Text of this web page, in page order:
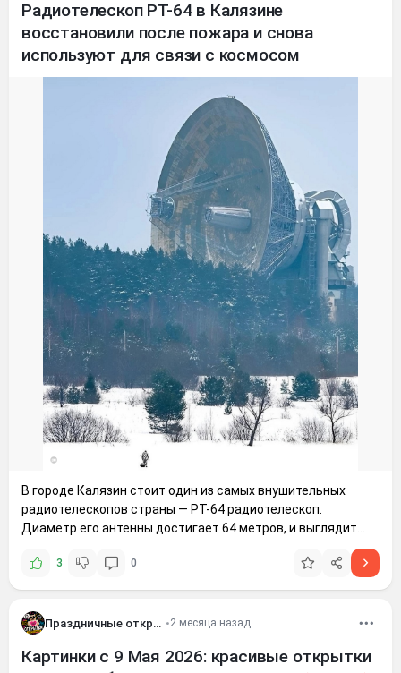
Радиотелескоп РТ-64 в Калязине
восстановили после пожара и снова
используют для связи с космосом
В городе Калязин стоит один из самых внушительных
радиотелескопов страны — РТ-64 радиотелескоп.
Диаметр его антенны достигает 64 метров, и выглядит
эта конструкция так, будто может поймать сигнал прямо
из глубин Вселенной. На деле почти так и есть — телескоп
3 0
Праздничные открытки •2 месяца назад
Картинки с 9 Мая 2026: красивые открытки